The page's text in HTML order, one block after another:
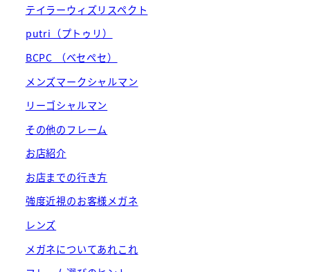
テイラーウィズリスペクト
putri（プトゥリ）
BCPC （ベセペセ）
メンズマークシャルマン
リーゴシャルマン
その他のフレーム
お店紹介
お店までの行き方
強度近視のお客様メガネ
レンズ
メガネについてあれこれ